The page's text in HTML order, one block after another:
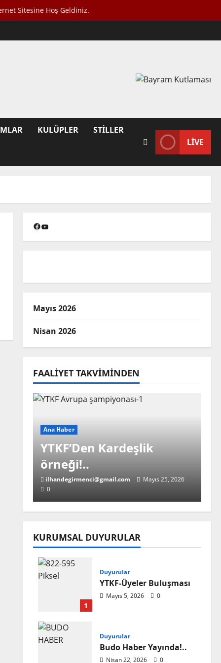
Hoş Geldiniz.
KULÜPLER STILLER
LIVE
Facebook
YouTube
Mayıs 2026
Nisan 2026
FAALIYET TAKVIMINDEN
Ana Haber
YTKF’Den Kardeşlik
örneği!..
ilhandegirmenci@gmail.com
Mayıs 25, 2026
0
YTKF-Üyeleri Buluştu!..
ilhandegirmenci@gmail.com
Mayıs 18, 2026
KURUMSAL DUYURULAR
1
Duyurular
YTKF-Üyeler Buluşması
Mayıs 5, 2026 0
Duyurular
Budo Haber Yayında!..
Nisan 22, 2026 0